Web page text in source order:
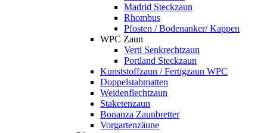
Madrid Steckzaun
Rhombus
Pfosten / Bodenanker/ Kappen
WPC Zaun
Verti Senkrechtzaun
Portland Steckzaun
Kunststoffzaun / Fertigzaun WPC
Doppelstabmatten
Weidenflechtzaun
Staketenzaun
Bonanza Zaunbretter
Vorgartenzäune